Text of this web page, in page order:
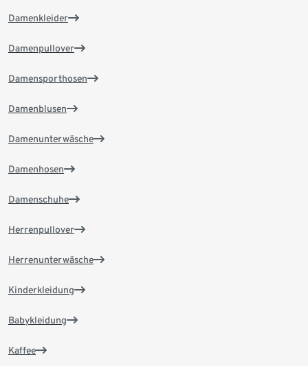
Damenkleider
Damenpullover
Damensporthosen
Damenblusen
Damenunterwäsche
Damenhosen
Damenschuhe
Herrenpullover
Herrenunterwäsche
Kinderkleidung
Babykleidung
Kaffee